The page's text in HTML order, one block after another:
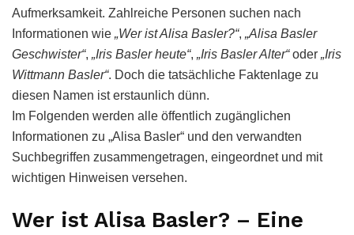
Aufmerksamkeit. Zahlreiche Personen suchen nach
Informationen wie „Wer ist Alisa Basler?“, „Alisa Basler
Geschwister“, „Iris Basler heute“, „Iris Basler Alter“oder „Iris
Wittmann Basler“. Doch die tatsächliche Faktenlage zu
diesen Namen ist erstaunlich dünn.
Im Folgenden werden alle öffentlich zugänglichen
Informationen zu „Alisa Basler“ und den verwandten
Suchbegriffen zusammengetragen, eingeordnet und mit
wichtigen Hinweisen versehen.
Wer ist Alisa Basler? – Eine